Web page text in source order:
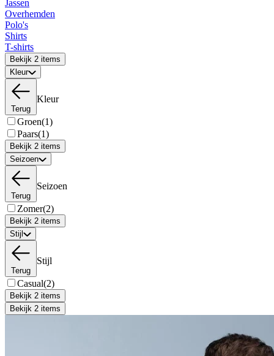
Jassen
Overhemden
Polo's
Shirts
T-shirts
Bekijk 2 items
Kleur
Terug
Kleur
Groen(1)
Paars(1)
Bekijk 2 items
Seizoen
Terug
Seizoen
Zomer(2)
Bekijk 2 items
Stijl
Terug
Stijl
Casual(2)
Bekijk 2 items
Bekijk 2 items